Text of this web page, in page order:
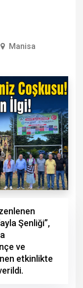
Manisa
Şenliği”,
ve
etkinlikte